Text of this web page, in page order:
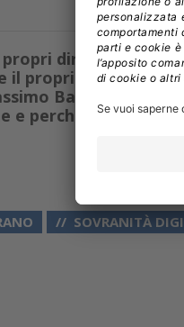
diritti, la
il proprio fornitore
Bandinelli,
e perché sono così
SOVRANITÀ